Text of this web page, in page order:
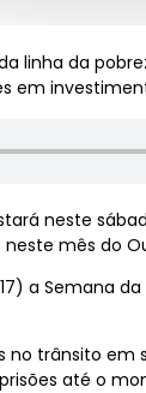
linha da
em
neste
mês do
a Semana
no trânsito
até o